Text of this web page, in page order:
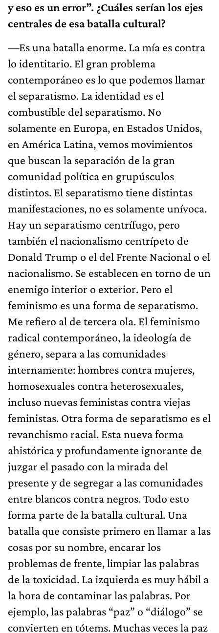
y eso es un error”. ¿Cuáles serían los ejes
centrales de esa batalla cultural?
—Es una batalla enorme. La mía es contra
lo identitario. El gran problema
contemporáneo es lo que podemos llamar
el separatismo. La identidad es el
combustible del separatismo. No
solamente en Europa, en Estados Unidos,
en América Latina, vemos movimientos
que buscan la separación de la gran
comunidad política en grupúsculos
distintos. El separatismo tiene distintas
manifestaciones, no es solamente unívoca.
Hay un separatismo centrífugo, pero
también el nacionalismo centrípeto de
Donald Trump o el del Frente Nacional o el
nacionalismo. Se establecen en torno de un
enemigo interior o exterior. Pero el
feminismo es una forma de separatismo.
Me refiero al de tercera ola. El feminismo
radical contemporáneo, la ideología de
género, separa a las comunidades
internamente: hombres contra mujeres,
homosexuales contra heterosexuales,
incluso nuevas feministas contra viejas
feministas. Otra forma de separatismo es el
revanchismo racial. Esta nueva forma
ahistórica y profundamente ignorante de
juzgar el pasado con la mirada del
presente y de segregar a las comunidades
entre blancos contra negros. Todo esto
forma parte de la batalla cultural. Una
batalla que consiste primero en llamar a las
cosas por su nombre, encarar los
problemas de frente, limpiar las palabras
de la toxicidad. La izquierda es muy hábil a
la hora de contaminar las palabras. Por
ejemplo, las palabras “paz” o “diálogo” se
convierten en tótems. Muchas veces la paz